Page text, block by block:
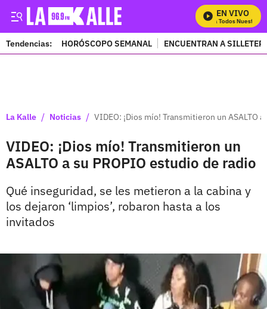
EN VIVO
Mira Todos Nuestros
Tendencias: HORÓSCOPO SEMANAL ENCUENTRAN A
La Kalle / Noticias / VIDEO: ¡Dios mío! Transmitieron un ASALTO
VIDEO: ¡Dios mío! Transmitieron un
ASALTO a su PROPIO estudio de radio
Qué inseguridad, se les metieron a la cabina y
los dejaron ‘limpios’, robaron hasta a los
invitados